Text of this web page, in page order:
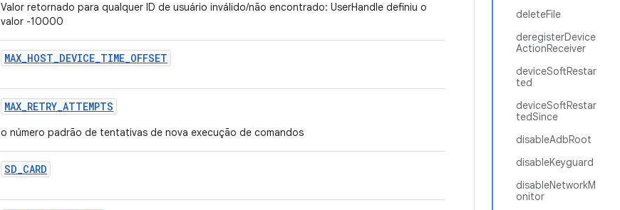
deleteFile
deregisterDevice
ActionReceiver
deviceSoftRestar
ted
deviceSoftRestar
tedSince
disableAdbRoot
disableKeyguard
disableNetworkM
onitor
Valor retornado para qualquer ID de usuário inválido/não encontrado: UserHandle definiu o
valor -10000
MAX_HOST_DEVICE_TIME_OFFSET
MAX_RETRY_ATTEMPTS
o número padrão de tentativas de nova execução de comandos
SD_CARD